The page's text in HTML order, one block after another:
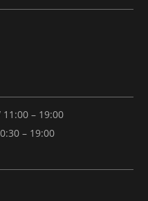
– 19:00
– 19:00